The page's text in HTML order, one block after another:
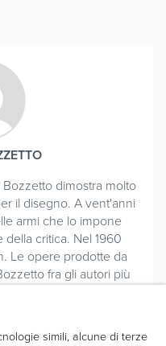
simili, alcune di terze
dimostra molto
il disegno. A vent'anni
armi che lo impone
critica. Nel 1960
Le opere prodotte da
fra gli autori più